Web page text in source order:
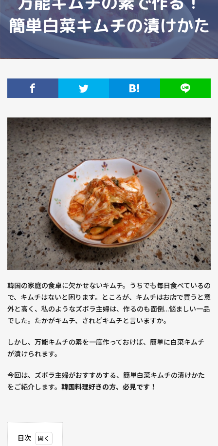
韓国の家庭の食卓に欠かせないキムチ。うちでも毎日食べているの
で、キムチはないと困ります。ところが、キムチはお店で買うと意
外と高く、私のようなズボラ主婦は、作るのも面倒…悩ましい一品
でした。たかがキムチ、されどキムチと言いますか。
しかし、万能キムチの素を一度作っておけば、簡単に白菜キムチ
が漬けられます。
今回は、ズボラ主婦がおすすめする、簡単白菜キムチの漬けかた
をご紹介します。 韓国料理好きの方、必見です！
目次